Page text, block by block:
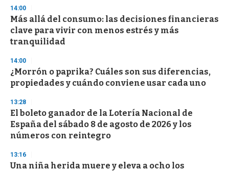
14:00
Más allá del consumo: las decisiones financieras
clave para vivir con menos estrés y más
tranquilidad
14:00
¿Morrón o paprika? Cuáles son sus diferencias,
propiedades y cuándo conviene usar cada uno
13:28
El boleto ganador de la Lotería Nacional de
España del sábado 8 de agosto de 2026 y los
números con reintegro
13:16
Una niña herida muere y eleva a ocho los